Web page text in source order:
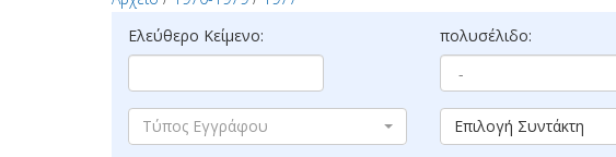
Ελεύθερο Κείμενο:
πολυσέλιδο:
Τύπος Εγγράφου Επιλογή Συντάκτη